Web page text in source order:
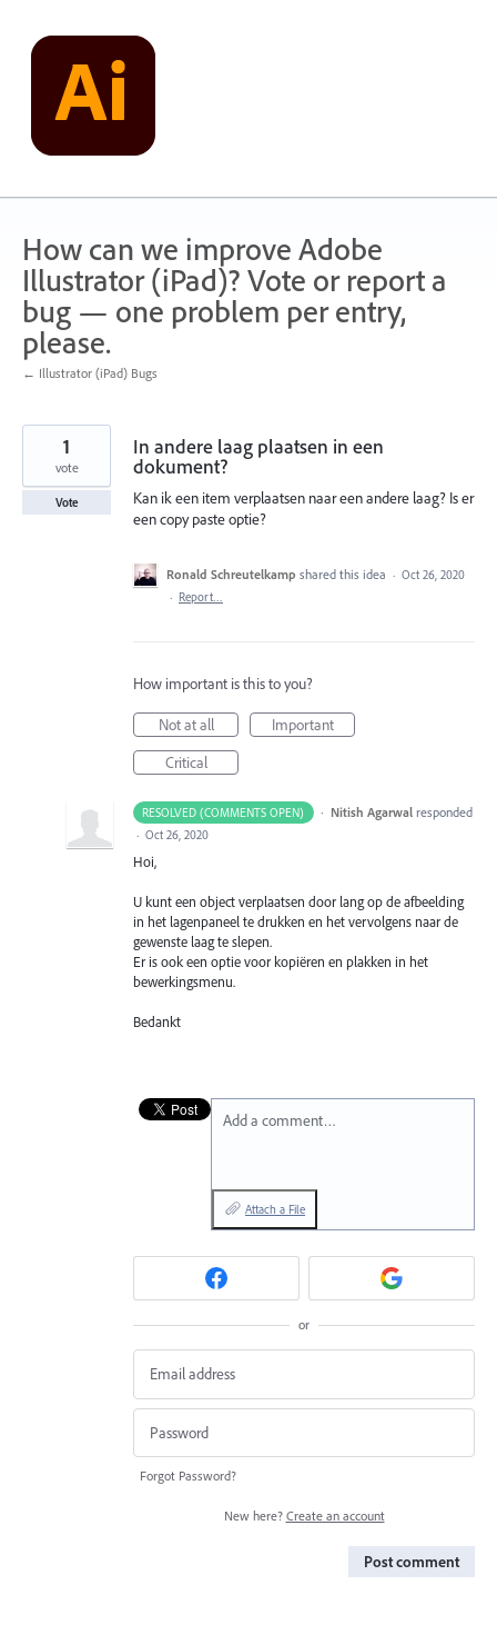
content
How can we improve Adobe
Illustrator (iPad)? Vote or report a
bug — one problem per entry,
please.
← Illustrator (iPad) Bugs
In andere laag plaatsen in een
dokument?
Kan ik een item verplaatsen naar een andere laag? Is er
een copy paste optie?
1
vote
Vote
Ronald Schreutelkamp shared this idea · Oct 26, 2020
· Report…
How important is this to you?
Not at all
Important
Critical
RESOLVED (COMMENTS OPEN) · Nitish Agarwal responded
· Oct 26, 2020
Hoi,
U kunt een object verplaatsen door lang op de afbeelding
in het lagenpaneel te drukken en het vervolgens naar de
gewenste laag te slepen.
Er is ook een optie voor kopiëren en plakken in het
bewerkingsmenu.
Bedankt
Add a comment…
Attach a File
or
Forgot Password?
New here? Create an account
Post comment